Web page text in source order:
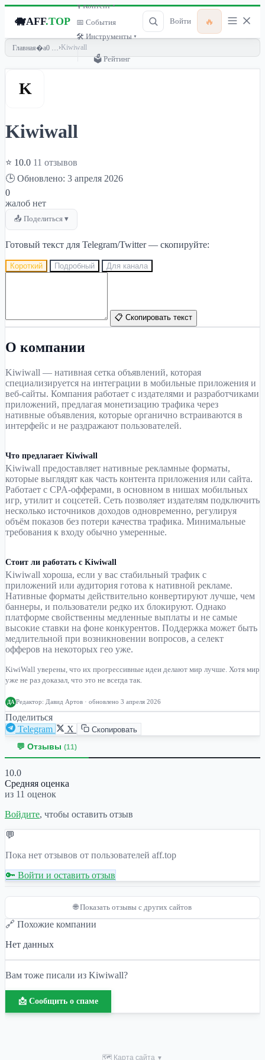
🐗AFF.TOP
🎙 Контент ▾
📅 События
🛠 Инструменты ▾
🗳 Рейтинг
Войти 🔥
Главная › Kiwiwall
K
Kiwiwall
⭐ 10.0 11 отзывов
🕒 Обновлено: 3 апреля 2026
0
жалоб нет
📤 Поделиться ▾
Готовый текст для Telegram/Twitter — скопируйте:
Короткий Подробный Для канала
📋 Скопировать текст
О компании
Kiwiwall — нативная сетка объявлений, которая
специализируется на интеграции в мобильные приложения и
веб-сайты. Компания работает с издателями и разработчиками
приложений, предлагая монетизацию трафика через
нативные объявления, которые органично встраиваются в
интерфейс и не раздражают пользователей.
Что предлагает Kiwiwall
Kiwiwall предоставляет нативные рекламные форматы,
которые выглядят как часть контента приложения или сайта.
Работает с CPA-офферами, в основном в нишах мобильных
игр, утилит и соцсетей. Сеть позволяет издателям подключить
несколько источников доходов одновременно, регулируя
объём показов без потери качества трафика. Минимальные
требования к входу обычно умеренные.
Стоит ли работать с Kiwiwall
Kiwiwall хороша, если у вас стабильный трафик с
приложений или аудитория готова к нативной рекламе.
Нативные форматы действительно конвертируют лучше, чем
баннеры, и пользователи редко их блокируют. Однако
платформе свойственны медленные выплаты и не самые
высокие ставки на фоне конкурентов. Поддержка может быть
медлительной при возникновении вопросов, а селект
офферов на некоторых гео уже.
KiwiWall уверены, что их прогрессивные идеи делают мир лучше. Хотя мир
уже не раз доказал, что это не всегда так.
ДА Редактор: Давид Артов · обновлено 3 апреля 2026
Поделиться
Telegram
X Скопировать
💬 Отзывы (11)
10.0
Средняя оценка
из 11 оценок
Войдите, чтобы оставить отзыв
💬
Пока нет отзывов от пользователей aff.top
🔑 Войти и оставить отзыв
🌐 Показать отзывы с других сайтов
🔗 Похожие компании
Нет данных
Вам тоже писали из Kiwiwall?
📩 Сообщить о спаме
🗺 Карта сайта ▼